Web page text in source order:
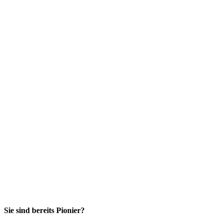
Sie sind bereits Pionier?